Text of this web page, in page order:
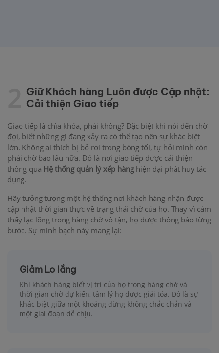
Giữ Khách hàng Luôn được Cập nhật:
Cải thiện Giao tiếp
Giao tiếp là chìa khóa, phải không? Đặc biệt khi nói đến chờ
đợi, biết những gì đang xảy ra có thể tạo nên sự khác biệt
lớn. Không ai thích bị bỏ rơi trong bóng tối, tự hỏi mình còn
phải chờ bao lâu nữa. Đó là nơi giao tiếp được cải thiện
thông qua Hệ thống quản lý xếp hànghiện đại phát huy tác
dụng.
Hãy tưởng tượng một hệ thống nơi khách hàng nhận được
cập nhật thời gian thực về trạng thái chờ của họ. Thay vì cảm
thấy lạc lõng trong hàng chờ vô tận, họ được thông báo từng
bước. Sự minh bạch này mang lại:
Giảm Lo lắng
Khi khách hàng biết vị trí của họ trong hàng chờ và
thời gian chờ dự kiến, tâm lý họ được giải tỏa. Đó là sự
khác biệt giữa một khoảng dừng không chắc chắn và
một giai đoạn dễ chịu.